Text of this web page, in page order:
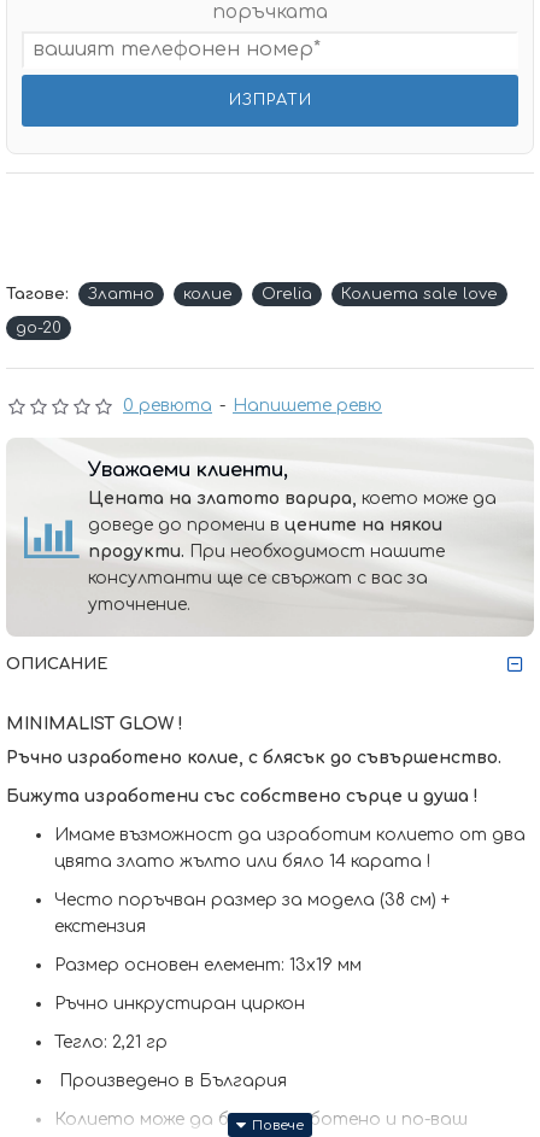
0 ревюта - Напишете ревю
поръчката
Тагове: Златно колие Оrelia
Колиета sale love
до-20
Уважаеми клиенти,
Цената на златото варира, което може да
доведе до промени в цените на някои
продукти. При необходимост нашите
консултанти ще се свържат с вас за
уточнение.
ОПИСАНИЕ
MINIMALIST GLOW !
Ръчно изработено колие, с блясък до съвършенство.
Бижута изработени със собствено сърце и душа !
Имаме възможност да изработим кoлието от два
цвята злато жълто или бяло 14 карата !
Често поръчван размер за модела (38 см) +
екстензия
Размер основен елемент: 13х19 мм
Ръчно инкрустиран циркон
Тегло: 2,21 гр
Произведено в България
Колието може да бъде изработено и по-ваш